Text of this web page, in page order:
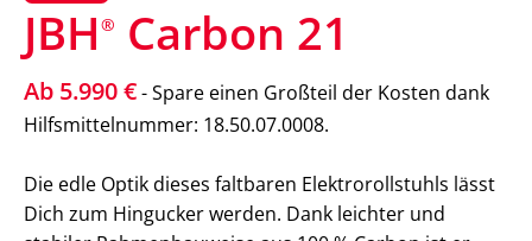
JBH ® Carbon 21
Ab 5.990 €- Spare einen Großteil der Kosten dank
Hilfsmittelnummer: 18.50.07.0008.
Die edle Optik dieses faltbaren Elektrorollstuhls lässt
Dich zum Hingucker werden. Dank leichter und